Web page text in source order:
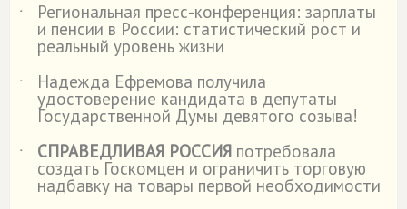
˙ Региональная пресс-конференция: зарплаты
и пенсии в России: статистический рост и
реальный уровень жизни
˙
Надежда Ефремова получила
удостоверение кандидата в депутаты
Государственной Думы девятого созыва!
˙
СПРАВЕДЛИВАЯ РОССИЯ потребовала
создать Госкомцен и ограничить торговую
надбавку на товары первой необходимости